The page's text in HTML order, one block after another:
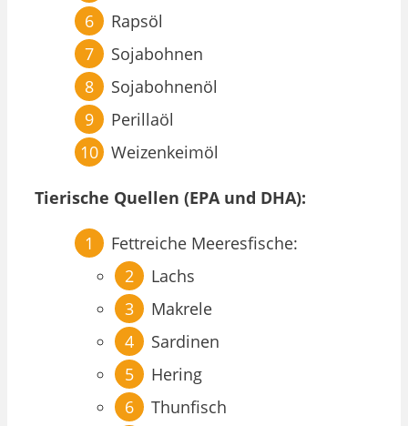
Rapsöl
Sojabohnen
Sojabohnenöl
Perillaöl
Weizenkeimöl
Tierische Quellen (EPA und DHA):
Fettreiche Meeresfische:
Lachs
Makrele
Sardinen
Hering
Thunfisch